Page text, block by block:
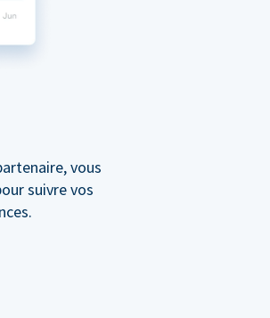
vous
suivre vos